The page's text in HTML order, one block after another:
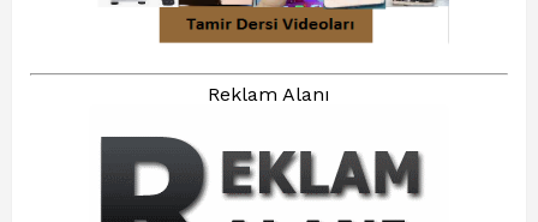
Reklam Alanı